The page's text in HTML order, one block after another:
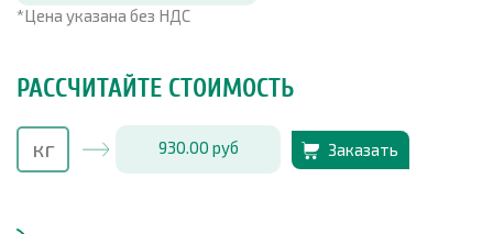
*Цена указана без НДС
РАССЧИТАЙТЕ СТОИМОСТЬ
930.00 руб Заказать